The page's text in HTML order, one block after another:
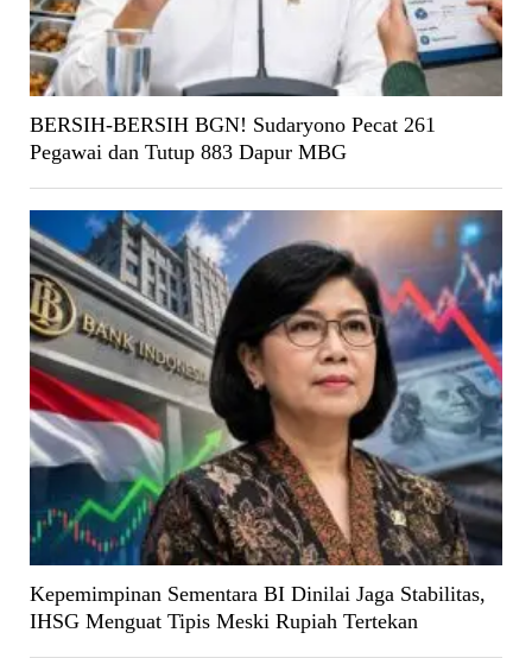
BERSIH-BERSIH BGN! Sudaryono Pecat 261
Pegawai dan Tutup 883 Dapur MBG
Kepemimpinan Sementara BI Dinilai Jaga Stabilitas,
IHSG Menguat Tipis Meski Rupiah Tertekan